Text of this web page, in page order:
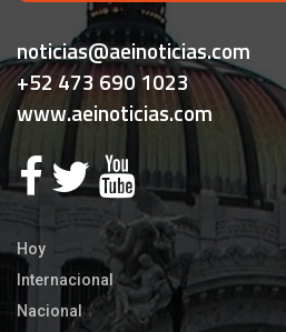
noticias@aeinoticias.com
+52 473 690 1023
www.aeinoticias.com
Hoy
Internacional
Nacional